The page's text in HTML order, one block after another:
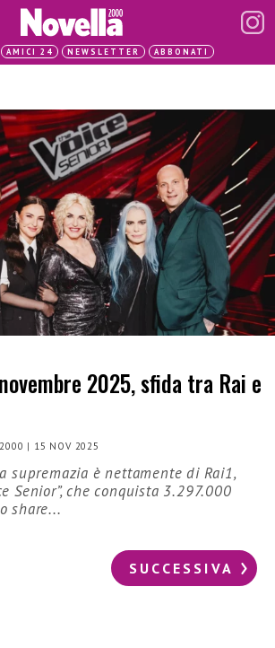
AMICI 24 NEWSLETTER ABBONATI
2025, sfida tra Rai e
| 15 NOV 2025
supremazia è nettamente di Rai1,
Senior”, che conquista 3.297.000
share...
SUCCESSIVA